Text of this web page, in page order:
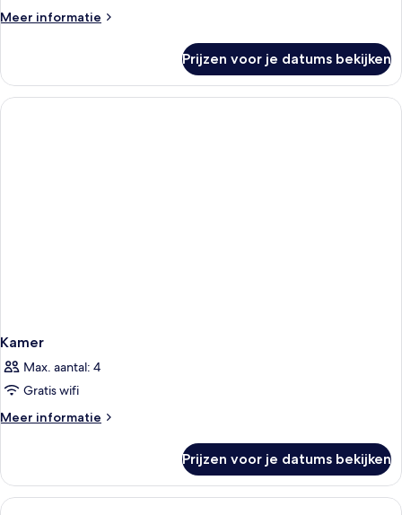
Meer informatie
Meer
suite
Prijzen voor je datums bekijken
Kamer
Max. aantal: 4
Gratis wifi
Meer informatie
Meer
Prijzen voor je datums bekijken